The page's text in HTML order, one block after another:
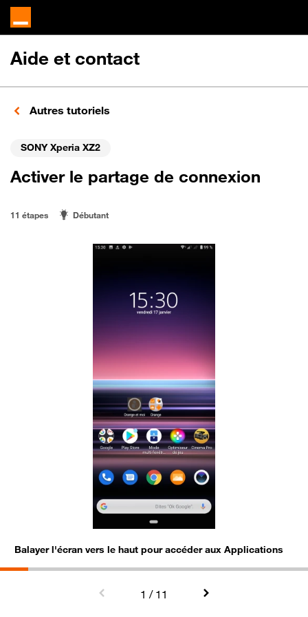
Aide et contact
Autres tutoriels
SONY Xperia XZ2
Activer le partage de connexion
11 étapes Débutant
Balayer l'écran vers le haut pour accéder aux Applications
1 / 11